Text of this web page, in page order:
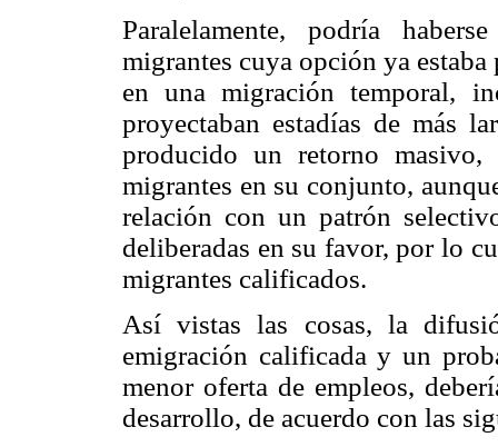
Paralelamente, podría
migrantes cuya opción ya
en una migración temporal,
proyectaban estadías de más
producido un retorno
migrantes en su conjunto,
relación con un patrón
deliberadas en su favor, por lo
migrantes calificados.
Así vistas las cosas, la
emigración calificada y un
menor oferta de empleos,
desarrollo, de acuerdo con las